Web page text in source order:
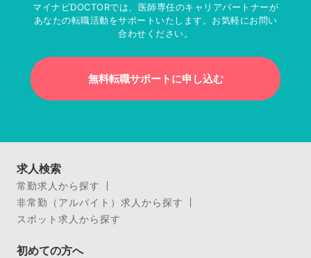
マイナビDOCTORでは、医師専任のキャリアパートナーが
あなたの転職活動をサポートいたします。お気軽にお問い
合わせください。
無料転職サポートに申し込む
求人検索
常勤求人から探す
非常勤（アルバイト）求人から探す
スポット求人から探す
初めての方へ